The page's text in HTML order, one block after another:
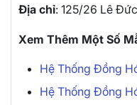
Địa chỉ: 125/26 Lê
Xem Thêm Một Số
Hệ Thống Đồng
Hệ Thống Đồng